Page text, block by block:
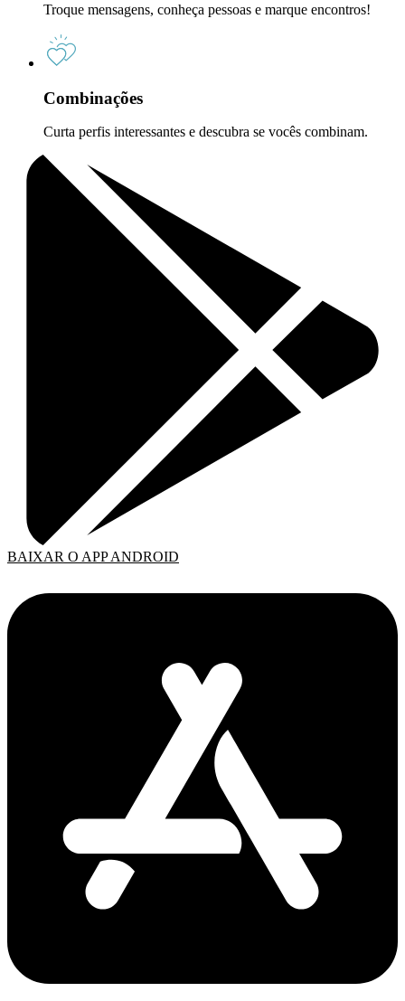
Troque mensagens, conheça pessoas e marque encontros!
Combinações
Curta perfis interessantes e descubra se vocês combinam.
BAIXAR O APP ANDROID